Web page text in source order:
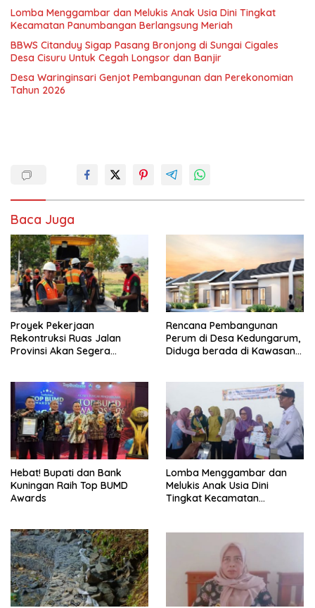
Lomba Menggambar dan Melukis Anak Usia Dini Tingkat
BBWS Citanduy Sigap Pasang Bronjong di Sungai Cigales
Desa Cisuru Untuk Cegah Longsor dan Banjir
Desa Waringinsari Genjot Pembangunan dan Perekonomian
Tahun 2026
Baca Juga
Proyek Pekerjaan
Rekontruksi Ruas Jalan
Provinsi Akan Segera
Rencana Pembangunan
Perum di Desa Kedungarum,
Diduga berada di Kawasan
Hebat! Bupati dan Bank
Kuningan Raih Top BUMD
Awards
Lomba Menggambar dan
Melukis Anak Usia Dini
Tingkat Kecamatan